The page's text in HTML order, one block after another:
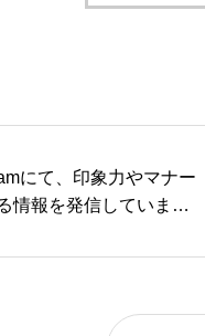
にて、印象力やマナー
情報を発信していま